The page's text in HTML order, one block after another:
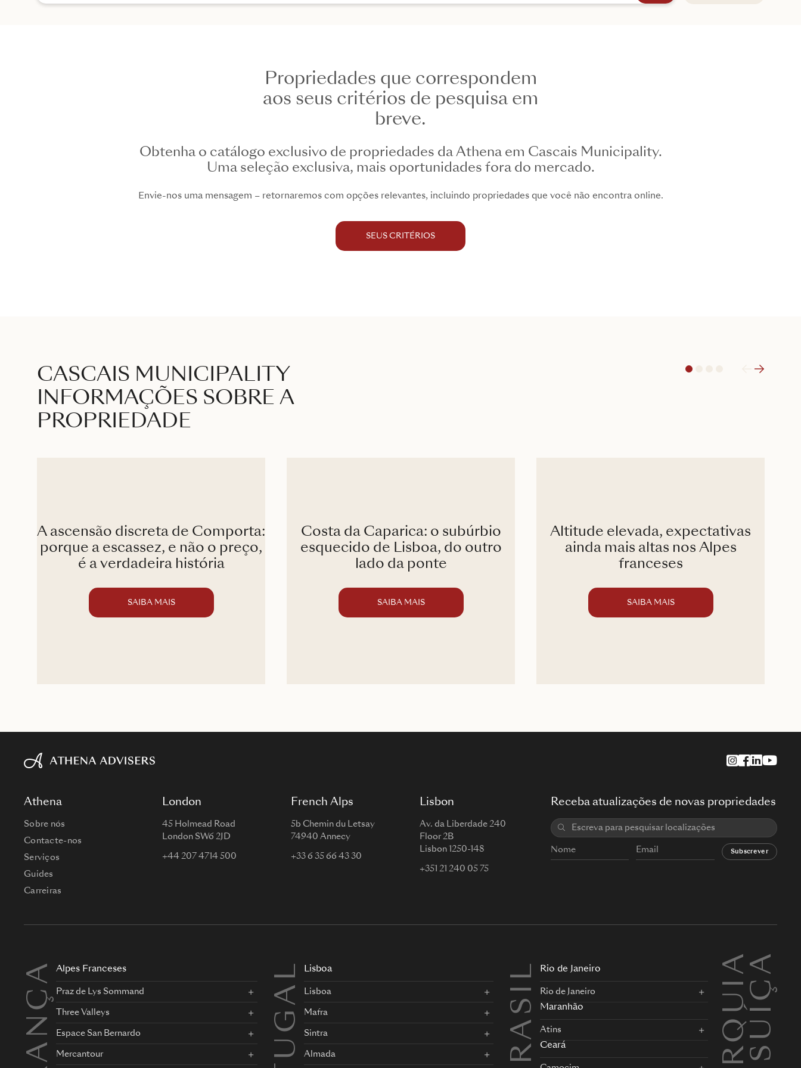
Propriedades que correspondem
aos seus critérios de pesquisa em
breve.
Obtenha o catálogo exclusivo de propriedades da Athena em Cascais Municipality.
Uma seleção exclusiva, mais oportunidades fora do mercado.
Envie-nos uma mensagem – retornaremos com opções relevantes, incluindo propriedades que você não encontra online.
SEUS CRITÉRIOS
CASCAIS MUNICIPALITY
INFORMAÇÕES SOBRE A
PROPRIEDADE
4
A ascensão discreta de Comporta:
porque a escassez, e não o preço,
é a verdadeira história
SAIBA MAIS
Costa da Caparica: o subúrbio
esquecido de Lisboa, do outro
lado da ponte
SAIBA MAIS
Altitude elevada, expectativas
ainda mais altas nos Alpes
franceses
SAIBA MAIS
Athena
Sobre nós
Contacte-nos
Serviços
Guides
Carreiras
London
45 Holmead Road
London SW6 2JD
+44 207 4714 500
French Alps
5b Chemin du Letsay
74940 Annecy
+33 6 35 66 43 30
Lisbon
Av. da Liberdade 240
Floor 2B
Lisbon 1250-148
+351 21 240 05 75
Receba atualizações de novas propriedades
Subscrever
FRANÇA Alpes Franceses
Praz de Lys Sommand
Three Valleys
Espace San Bernardo
Mercantour
Lisboa
Lisboa
Mafra
Sintra
Almada BRASIL Rio de Janeiro
Rio de Janeiro
Maranhão
Atins
Ceará TURQUIASUÍÇA